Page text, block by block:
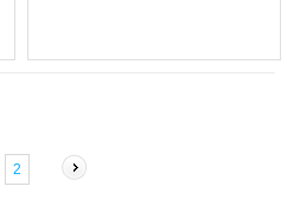
2